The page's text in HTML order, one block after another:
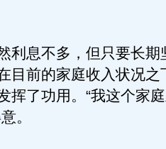
息不多，但只要长期
目前的家庭收入状况之
挥了功用。“我这个家
。